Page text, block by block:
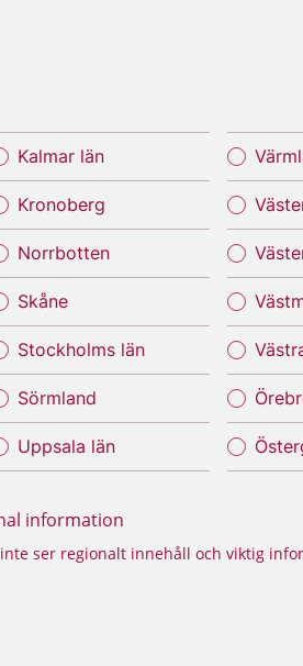
Kalmar län
Kronoberg
Norrbotten
Skåne
Stockholms län
Sörmland
Uppsala län
information
ser regionalt innehåll och viktig